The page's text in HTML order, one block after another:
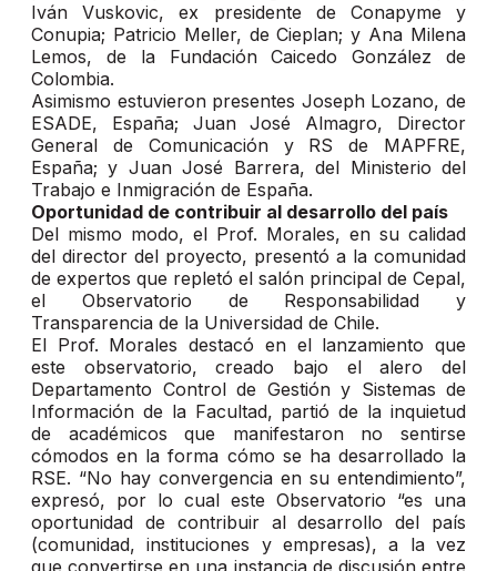
Iván Vuskovic, ex presidente de Conapyme y
Conupia; Patricio Meller, de Cieplan; y Ana Milena
Lemos, de la Fundación Caicedo González de
Colombia.
Asimismo estuvieron presentes Joseph Lozano, de
ESADE, España; Juan José Almagro, Director
General de Comunicación y RS de MAPFRE,
España; y Juan José Barrera, del Ministerio del
Trabajo e Inmigración de España.
Oportunidad de contribuir al desarrollo del país
Del mismo modo, el Prof. Morales, en su calidad
del director del proyecto, presentó a la comunidad
de expertos que repletó el salón principal de Cepal,
el Observatorio de Responsabilidad y
Transparencia de la Universidad de Chile.
El Prof. Morales destacó en el lanzamiento que
este observatorio, creado bajo el alero del
Departamento Control de Gestión y Sistemas de
Información de la Facultad, partió de la inquietud
de académicos que manifestaron no sentirse
cómodos en la forma cómo se ha desarrollado la
RSE. “No hay convergencia en su entendimiento”,
expresó, por lo cual este Observatorio “es una
oportunidad de contribuir al desarrollo del país
(comunidad, instituciones y empresas), a la vez